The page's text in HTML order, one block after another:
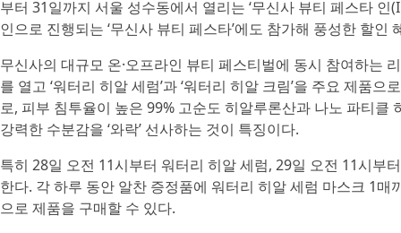
부터 31일까지 서울 성수동에서 열리는 ‘무신사 뷰티 페스타
인으로 진행되는 ‘무신사 뷰티 페스타’에도 참가해 풍성한 할인
무신사의 대규모 온·오프라인 뷰티 페스티벌에 동시 참여하는
를 열고 ‘워터리 히알 세럼’과 ‘워터리 히알 크림’을 주요 제품
로, 피부 침투율이 높은 99% 고순도 히알루론산과 나노 파티
강력한 수분감을 ‘와락’ 선사하는 것이 특징이다.
특히 28일 오전 11시부터 워터리 히알 세럼, 29일 오전 11시부
한다. 각 하루 동안 알찬 증정품에 워터리 히알 세럼 마스크 1
으로 제품을 구매할 수 있다.